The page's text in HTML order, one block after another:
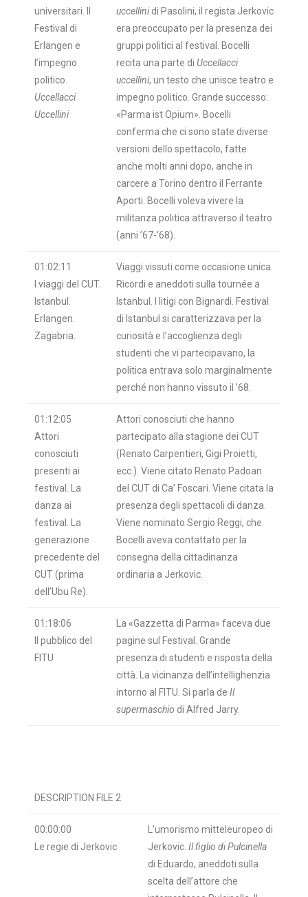
universitari. Il
Festival di
Erlangen e
l’impegno
politico.
Uccellacci
Uccellini
uccellini di Pasolini, il regista Jerkovic
era preoccupato per la presenza dei
gruppi politici al festival. Bocelli
recita una parte di Uccellacci
uccellini, un testo che unisce teatro e
impegno politico. Grande successo:
«Parma ist Opium». Bocelli
conferma che ci sono state diverse
versioni dello spettacolo, fatte
anche molti anni dopo, anche in
carcere a Torino dentro il Ferrante
Aporti. Bocelli voleva vivere la
militanza politica attraverso il teatro
(anni ’67-‘68).
01:02:11
I viaggi del CUT.
Istanbul.
Erlangen.
Zagabria.
Viaggi vissuti come occasione unica.
Ricordi e aneddoti sulla tournée a
Istanbul. I litigi con Bignardi. Festival
di Istanbul si caratterizzava per la
curiosità e l’accoglienza degli
studenti che vi partecipavano, la
politica entrava solo marginalmente
perché non hanno vissuto il ’68.
01:12:05
Attori
conosciuti
presenti ai
festival. La
danza ai
festival. La
generazione
precedente del
CUT (prima
dell’Ubu Re).
Attori conosciuti che hanno
partecipato alla stagione dei CUT
(Renato Carpentieri, Gigi Proietti,
ecc.). Viene citato Renato Padoan
del CUT di Ca’ Foscari. Viene citata la
presenza degli spettacoli di danza.
Viene nominato Sergio Reggi, che
Bocelli aveva contattato per la
consegna della cittadinanza
ordinaria a Jerkovic.
01:18:06
Il pubblico del
FITU
La «Gazzetta di Parma» faceva due
pagine sul Festival. Grande
presenza di studenti e risposta della
città. La vicinanza dell’intellighenzia
intorno al FITU. Si parla de Il
supermaschio di Alfred Jarry.
DESCRIPTION FILE 2
00:00:00
Le regie di Jerkovic
L’umorismo mitteleuropeo di
Jerkovic. Il figlio diPulcinella
di Eduardo, aneddoti sulla
scelta dell’attore che